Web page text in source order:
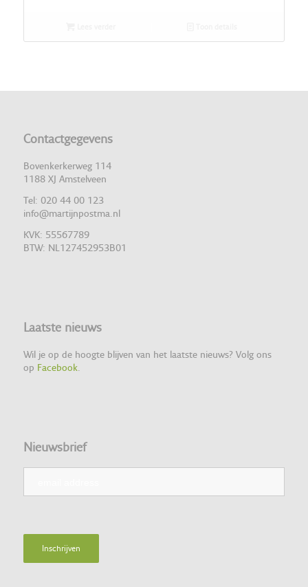
Contactgegevens
Bovenkerkerweg 114
1188 XJ Amstelveen
Tel: 020 44 00 123
info@martijnpostma.nl
KVK: 55567789
BTW: NL127452953B01
Laatste nieuws
Wil je op de hoogte blijven van het laatste nieuws? Volg ons
op Facebook.
Nieuwsbrief